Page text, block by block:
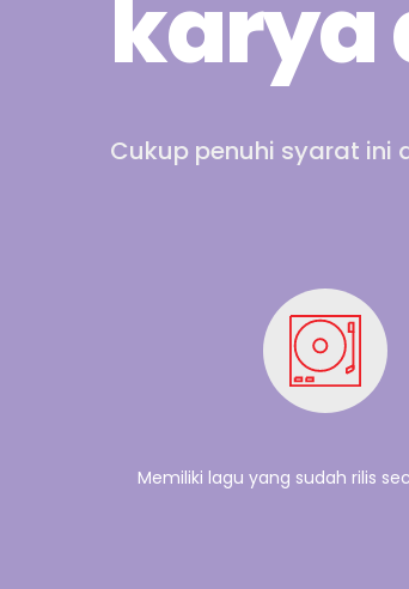
karya
Cukup penuhi syarat
Memiliki lagu yang sudah rilis